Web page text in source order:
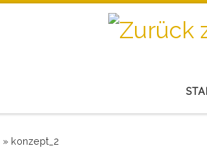
» konzept_2